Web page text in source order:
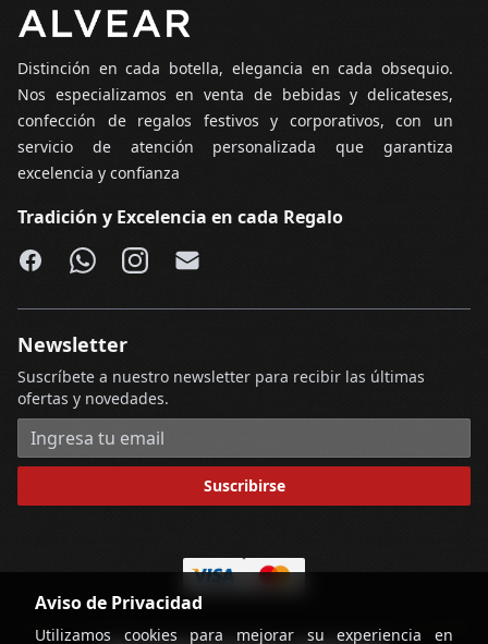
Aviso de Privacidad
Utilizamos cookies para mejorar su experiencia en
Distinción en cada botella, elegancia en cada obsequio.
Nos especializamos en venta de bebidas y delicateses,
confección de regalos festivos y corporativos, con un
servicio de atención personalizada que garantiza
excelencia y confianza
Tradición y Excelencia en cada Regalo
Facebook
WhatsApp
Instagram
Email
Newsletter
Suscríbete a nuestro newsletter para recibir las últimas
ofertas y novedades.
Dirección de correo electrónico
Suscribirse